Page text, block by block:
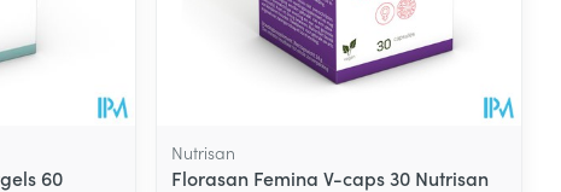
60
Nutrisan
Florasan Femina V-caps 30 Nutrisan